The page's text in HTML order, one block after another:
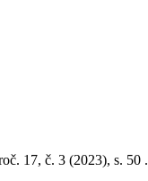
17, č. 3 (2023), s. 50 .